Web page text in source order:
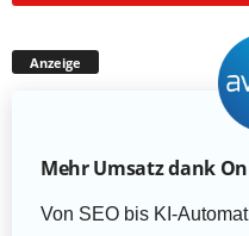
Anzeige
Mehr Umsatz dank
Von SEO bis KI-